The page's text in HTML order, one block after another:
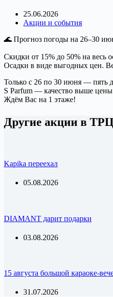
25.06.2026
Акции и события
🌊 Прогноз погоды на 26–30
Скидки от 15% до 50% на весь
Осадки в виде выгодных цен.
Только с 26 по 30 июня — пять
S Parfum — качество выше
Ждём Вас на 1 этаже!
Другие акции в
Kapika переехал
05.08.2026
DIAMANT дарит подарки
03.08.2026
15 августа большой караоке-
31.07.2026